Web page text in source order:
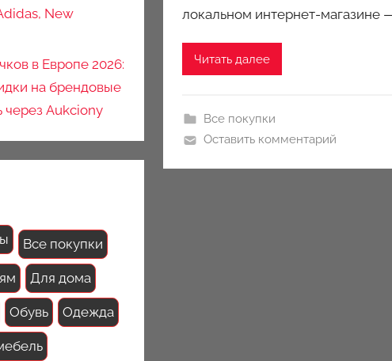
м
o
локальном интернет-магазине
Читать далее
Все покупки
Оставить комментарий
New
в Европе 2026:
на брендовые
через Aukciony
Все покупки
Для дома
Обувь Одежда